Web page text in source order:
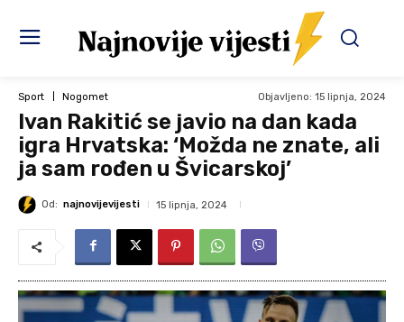
Sport Nogomet Objavljeno: 15 lipnja, 2024
Ivan Rakitić se javio na dan kada
igra Hrvatska: ‘Možda ne znate, ali
ja sam rođen u Švicarskoj’
Od: najnovijevijesti 15 lipnja, 2024